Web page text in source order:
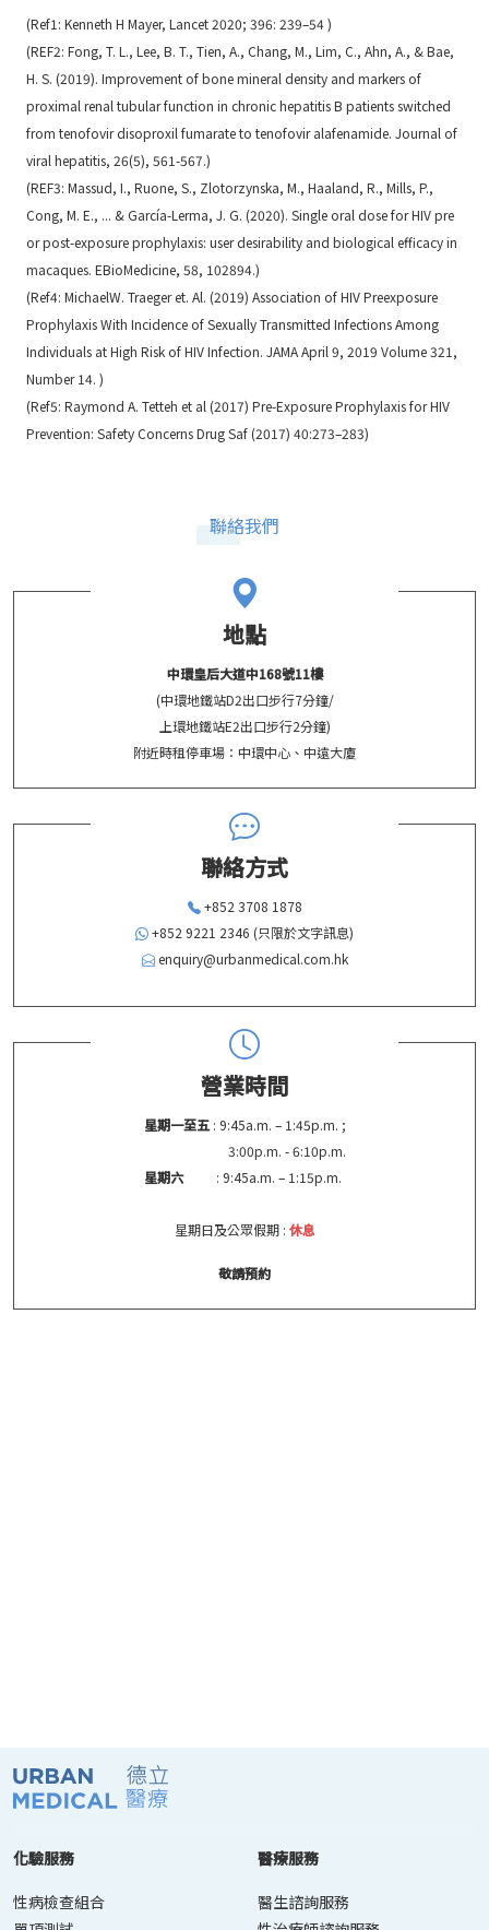
(Ref1: Kenneth H Mayer, Lancet 2020; 396: 239–54)
(REF2: Fong, T. L., Lee, B. T., Tien, A., Chang, M., Lim, C., Ahn, A., & Bae,
H. S. (2019). Improvement of bone mineral density and markers of
proximal renal tubular function in chronic hepatitis B patients switched
from tenofovir disoproxil fumarate to tenofovir alafenamide. Journal of
viral hepatitis, 26(5), 561-567.)
(REF3: Massud, I., Ruone, S., Zlotorzynska, M., Haaland, R., Mills, P.,
Cong, M. E., ... & García-Lerma, J. G. (2020). Single oral dose for HIV pre
or post-exposure prophylaxis: user desirability and biological efficacy in
macaques. EBioMedicine, 58, 102894.)
(Ref4: MichaelW. Traeger et. Al. (2019) Association of HIV Preexposure
Prophylaxis With Incidence of Sexually Transmitted Infections Among
Individuals at High Risk of HIV Infection. JAMA April 9, 2019 Volume 321,
Number 14. )
(Ref5: Raymond A. Tetteh et al (2017) Pre-Exposure Prophylaxis for HIV
Prevention: Safety Concerns Drug Saf (2017) 40:273–283)
聯絡我們
地點
中環皇后大道中168號11樓
(中環地鐵站D2出口步行7分鐘/
上環地鐵站E2出口步行2分鐘)
附近時租停車場：中環中心、中遠大廈
聯絡方式
+852 3708 1878
+852 9221 2346 (只限於文字訊息)
enquiry@urbanmedical.com.hk
營業時間
星期一至五: 9:45a.m. – 1:45p.m. ;
3:00p.m. - 6:10p.m.
星期六
: 9:45a.m. – 1:15p.m.
星期日及公眾假期 : 休息
敬請預約
化驗服務
性病檢查組合
醫療服務
醫生諮詢服務